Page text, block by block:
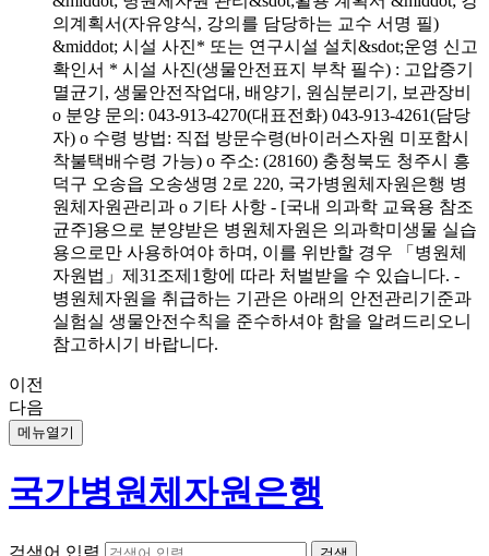
의계획서(자유양식, 강의를 담당하는 교수 서명 필)
&middot; 시설 사진* 또는 연구시설 설치&sdot;운영 신고
확인서 * 시설 사진(생물안전표지 부착 필수) : 고압증기
멸균기, 생물안전작업대, 배양기, 원심분리기, 보관장비
o 분양 문의: 043-913-4270(대표전화) 043-913-4261(담당
자) o 수령 방법: 직접 방문수령(바이러스자원 미포함시
착불택배수령 가능) o 주소: (28160) 충청북도 청주시 흥
덕구 오송읍 오송생명 2로 220, 국가병원체자원은행 병
원체자원관리과 o 기타 사항 - [국내 의과학 교육용 참조
균주]용으로 분양받은 병원체자원은 의과학미생물 실습
용으로만 사용하여야 하며, 이를 위반할 경우 「병원체
자원법」제31조제1항에 따라 처벌받을 수 있습니다. -
병원체자원을 취급하는 기관은 아래의 안전관리기준과
실험실 생물안전수칙을 준수하셔야 함을 알려드리오니
참고하시기 바랍니다.
이전
다음
메뉴열기
국가병원체자원은행
검색어 입력